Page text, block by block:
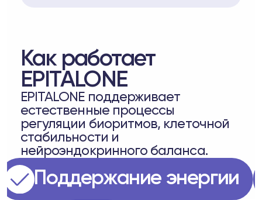
Как работает
EPITALONE
EPITALONE поддерживает
естественные процессы
регуляции биоритмов, клеточной
стабильности и
нейроэндокринного баланса.
Поддержание энергии